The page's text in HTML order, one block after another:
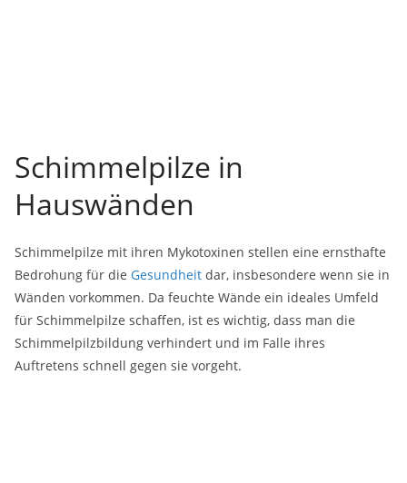
Schimmelpilze in
Hauswänden
Schimmelpilze mit ihren Mykotoxinen stellen eine ernsthafte
Bedrohung für die Gesundheit dar, insbesondere wenn sie in
Wänden vorkommen. Da feuchte Wände ein ideales Umfeld
für Schimmelpilze schaffen, ist es wichtig, dass man die
Schimmelpilzbildung verhindert und im Falle ihres
Auftretens schnell gegen sie vorgeht.